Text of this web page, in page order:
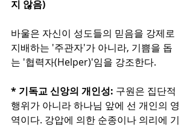
지 않음)
바울은 자신이 성도들의 믿음을 강제로
지배하는 '주관자'가 아니라, 기쁨을 돕
는 '협력자(Helper)'임을 강조한다.
* 기독교 신앙의 개인성: 구원은 집단적
행위가 아니라 하나님 앞에 선 개인의 영
역이다. 강압에 의한 순종이나 의리에 기